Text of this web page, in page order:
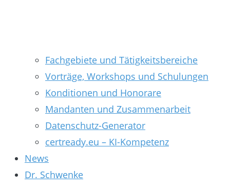
Fachgebiete und Tätigkeitsbereiche
Vorträge, Workshops und Schulungen
Konditionen und Honorare
Mandanten und Zusammenarbeit
Datenschutz-Generator
certready.eu – KI-Kompetenz
News
Dr. Schwenke